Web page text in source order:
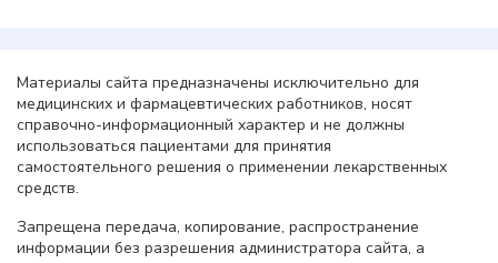
Материалы сайта предназначены исключительно для
медицинских и фармацевтических работников, носят
справочно-информационный характер и не должны
использоваться пациентами для принятия
самостоятельного решения о применении лекарственных
средств.
Запрещена передача, копирование, распространение
информации без разрешения администратора сайта, а